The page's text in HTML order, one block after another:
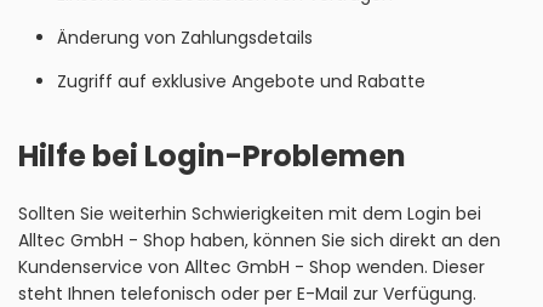
Änderung von Zahlungsdetails
Zugriff auf exklusive Angebote und Rabatte
Hilfe bei Login-Problemen
Sollten Sie weiterhin Schwierigkeiten mit dem Login bei
Alltec GmbH - Shop haben, können Sie sich direkt an den
Kundenservice von Alltec GmbH - Shop wenden. Dieser
steht Ihnen telefonisch oder per E-Mail zur Verfügung.